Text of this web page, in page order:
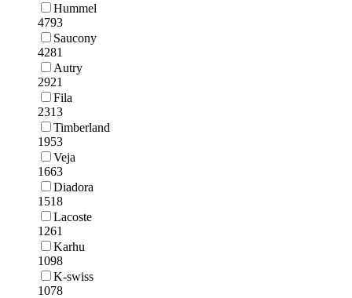
Hummel
4793
Saucony
4281
Autry
2921
Fila
2313
Timberland
1953
Veja
1663
Diadora
1518
Lacoste
1261
Karhu
1098
K-swiss
1078